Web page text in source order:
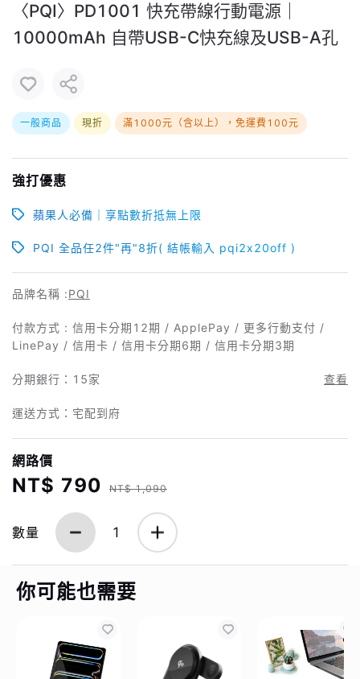
〈PQI〉PD1001 快充帶線行動電源｜
10000mAh 自帶USB-C快充線及USB-A孔
一般商品 現折 滿1000元（含以上），免運費100元
強打優惠
蘋果人必備｜享點數折抵無上限
PQI 全品任2件"再"8折( 結帳輸入 pqi2x20off )
品牌名稱 :PQI
付款方式 : 信用卡分期12期 / ApplePay / 更多行動支付 /
LinePay / 信用卡 / 信用卡分期6期 / 信用卡分期3期
分期銀行： 15家 查看
運送方式：宅配到府
網路價
NT$ 790 NT$ 1,090
數量 1
你可能也需要